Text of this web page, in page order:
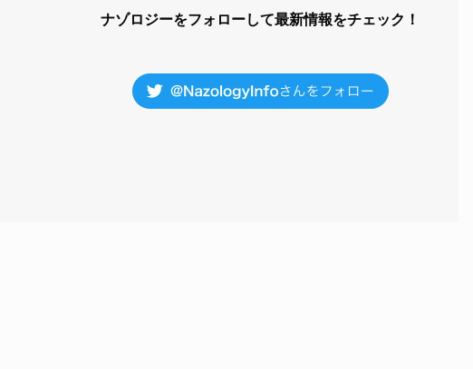
ナゾロジーをフォローして最新情報をチェック！